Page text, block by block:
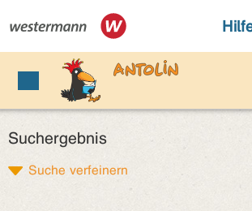
Suchergebnis
Suche verfeinern